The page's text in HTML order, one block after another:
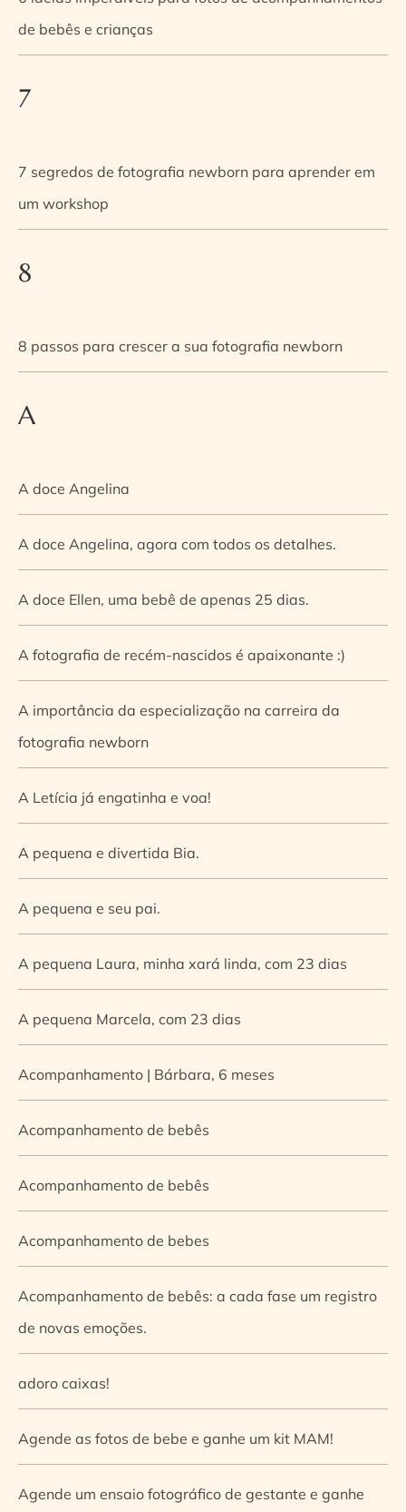
de bebês e crianças
7
7 segredos de fotografia newborn para aprender em
um workshop
8
8 passos para crescer a sua fotografia newborn
A
A doce Angelina
A doce Angelina, agora com todos os detalhes.
A doce Ellen, uma bebê de apenas 25 dias.
A fotografia de recém-nascidos é apaixonante :)
A importância da especialização na carreira da
fotografia newborn
A Letícia já engatinha e voa!
A pequena e divertida Bia.
A pequena e seu pai.
A pequena Laura, minha xará linda, com 23 dias
A pequena Marcela, com 23 dias
Acompanhamento | Bárbara, 6 meses
Acompanhamento de bebês
Acompanhamento de bebês
Acompanhamento de bebes
Acompanhamento de bebês: a cada fase um registro
de novas emoções.
adoro caixas!
Agende as fotos de bebe e ganhe um kit MAM!
Agende um ensaio fotográfico de gestante e ganhe